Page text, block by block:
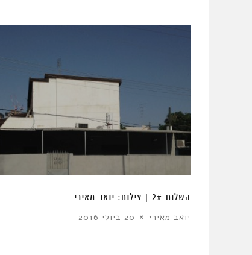
השלום 2# | צילום: יואב מאירי
יואב מאירי 20 ביולי 2016